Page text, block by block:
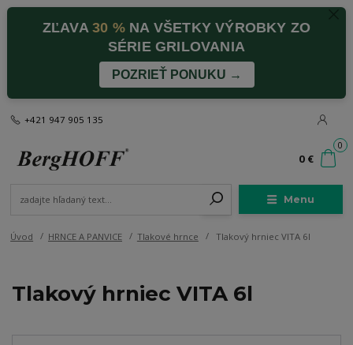
ZĽAVA30 %NA VŠETKY VÝROBKY ZO
SÉRIE GRILOVANIA
POZRIEŤ PONUKU →
Menu
+421 947 905 135
0
0 €
Úvod HRNCE A PANVICE Tlakové hrnce Tlakový hrniec VITA 6l
Tlakový hrniec VITA 6l